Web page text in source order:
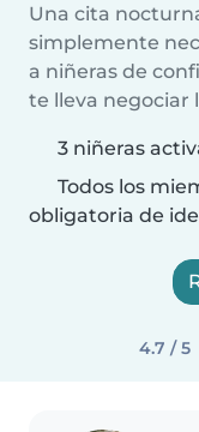
Una cita
simplemente
a niñeras de
te lleva negociar
3 niñeras
Todos los
obligatoria de
4.7 / 5